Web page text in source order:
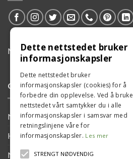
Miljøarbeidet vårt
CHILI-TANKER
Nytt navn og identitet for CARON
HARSTAD MUSIKK I 50 ÅR
Ny hjemmeside til Narvik Havn.
Dette nettstedet bruker
informasjonskapsler
Dette nettstedet bruker
informasjonskapsler (cookies) for å
forbedre din opplevelse. Ved å bruke
nettstedet vårt samtykker du i alle
informasjonskapsler i samsvar med
retningslinjene våre for
informasjonskapsler. Les mer
STRENGT NØDVENDIG